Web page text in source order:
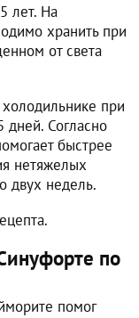
лет. На
хранить при
от света
при
дней. Согласно
быстрее
нетяжелых
двух недель.
по
помог